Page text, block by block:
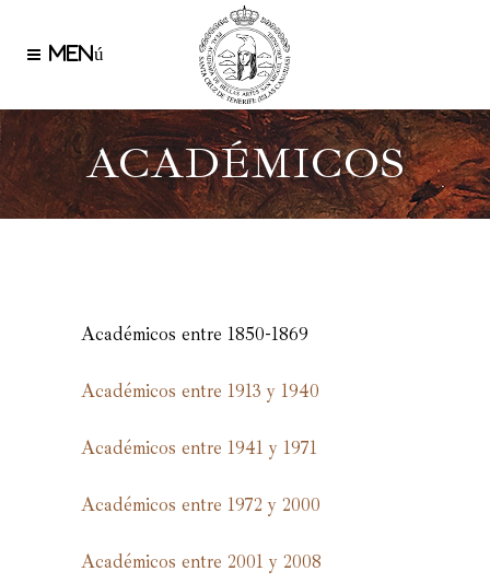
ACADÉMICOS
Académicos entre 1850-1869
Académicos entre 1913 y 1940
Académicos entre 1941 y 1971
Académicos entre 1972 y 2000
Académicos entre 2001 y 2008